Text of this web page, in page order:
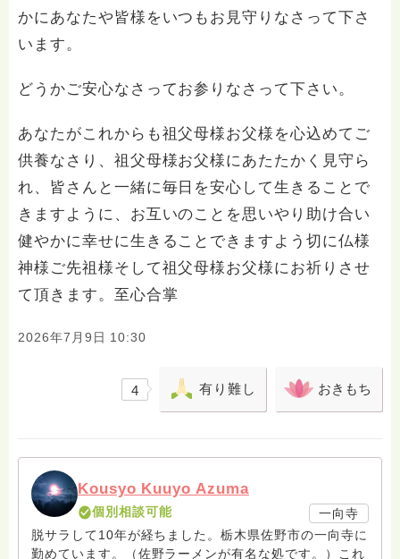
かにあなたや皆様をいつもお見守りなさって下さ
います。
どうかご安心なさってお参りなさって下さい。
あなたがこれからも祖父母様お父様を心込めてご
供養なさり、祖父母様お父様にあたたかく見守ら
れ、皆さんと一緒に毎日を安心して生きることで
きますように、お互いのことを思いやり助け合い
健やかに幸せに生きることできますよう切に仏様
神様ご先祖様そして祖父母様お父様にお祈りさせ
て頂きます。至心合掌
2026年7月9日 10:30
4 有り難し おきもち
Kousyo Kuuyo Azuma
個別相談可能
一向寺
脱サラして10年が経ちました。栃木県佐野市の一向寺に
勤めています。（佐野ラーメンが有名な処です。）これ